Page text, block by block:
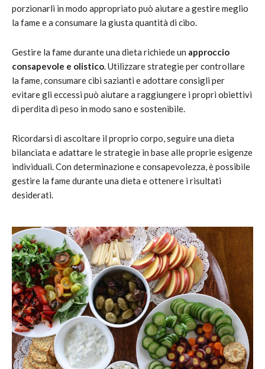
porzionarli in modo appropriato può aiutare a gestire meglio
la fame e a consumare la giusta quantità di cibo.
Gestire la fame durante una dieta richiede un approccio
consapevole e olistico. Utilizzare strategie per controllare
la fame, consumare cibi sazianti e adottare consigli per
evitare gli eccessi può aiutare a raggiungere i propri obiettivi
di perdita di peso in modo sano e sostenibile.
Ricordarsi di ascoltare il proprio corpo, seguire una dieta
bilanciata e adattare le strategie in base alle proprie esigenze
individuali. Con determinazione e consapevolezza, è possibile
gestire la fame durante una dieta e ottenere i risultati
desiderati.